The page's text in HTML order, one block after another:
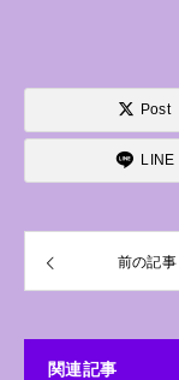
Post
LINE
前の記事
関連記事